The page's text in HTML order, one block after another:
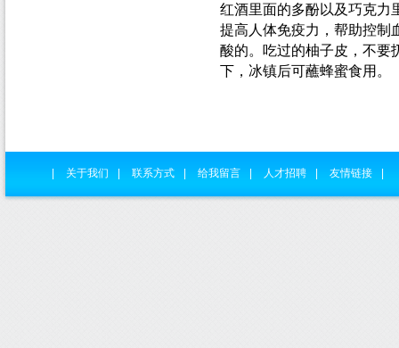
红酒里面的多酚以及巧克力
提高人体免疫力，帮助控制
酸的。吃过的柚子皮，不要
下，冰镇后可蘸蜂蜜食用。
关于我们 联系方式 给我留言 人才招聘 友情链接